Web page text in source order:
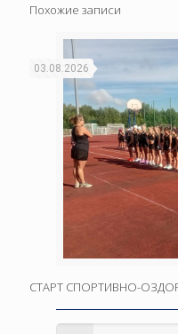
Похожие записи
03.08.2026
СТАРТ СПОРТИВНО-